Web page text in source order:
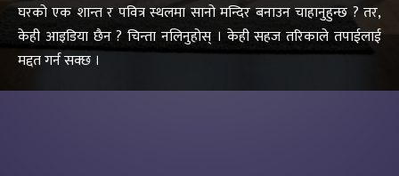
घरको एक शान्त र पवित्र स्थलमा सानो मन्दिर बनाउन चाहानुहुन्छ ? तर,
केही आइडिया छैन ? चिन्ता नलिनुहोस् । केही सहज तरिकाले तपाईलाई
मद्दत गर्न सक्छ ।